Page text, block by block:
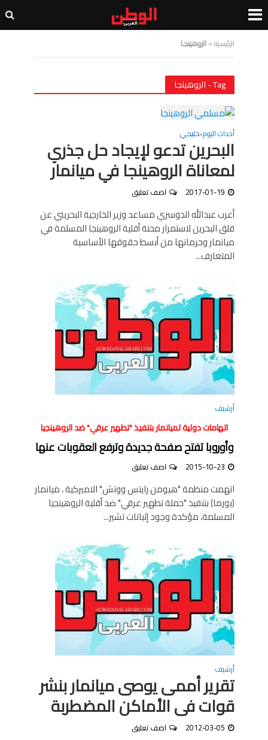
الرئيسية»الروهينجا
Tag - الروهينجا
أحداث اليوم•خليجي
البحرين تدعو لإيجاد حل جذري
لمعاناة الروهينجا في ميانمار
2017-01-19 اضف تعليق
أعرب عبدالله الدوسري مساعد وزير الخارجية البحريني عن
قلق البحرين لاستمرار محنة أقلية الروهينجا المسلمة في
ميانمار وحرمانها من أبسط حقوقها الأساسية
المتعارف...
أرشيف
اتهامات دولية لميانمار بتنفيذ "تطهير عرقي" ضد الروهينجيا
وأوروبا تفتح صفحة جديدة وترفع العقوبات عنها
2015-10-23 اضف تعليق
اتهمت منظمة "هيومن رايتس ووتش" الاميركية ، ميانمار
(بورما) بتنفيذ "حملة تطهير عرقي" ضد أقلية الروهينجيا
المسلمة، مؤكدة وجود إثباتات تشير...
أرشيف
تقرير أممى يوصى ميانمار بنشر
قوات فى الأماكن المضطربة
2012-03-05 اضف تعليق